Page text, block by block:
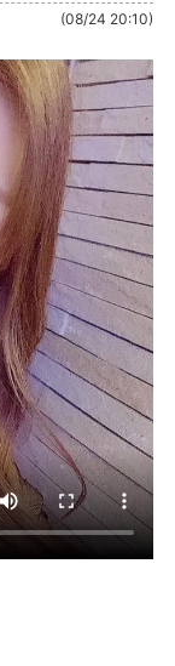
(08/24 20:10)